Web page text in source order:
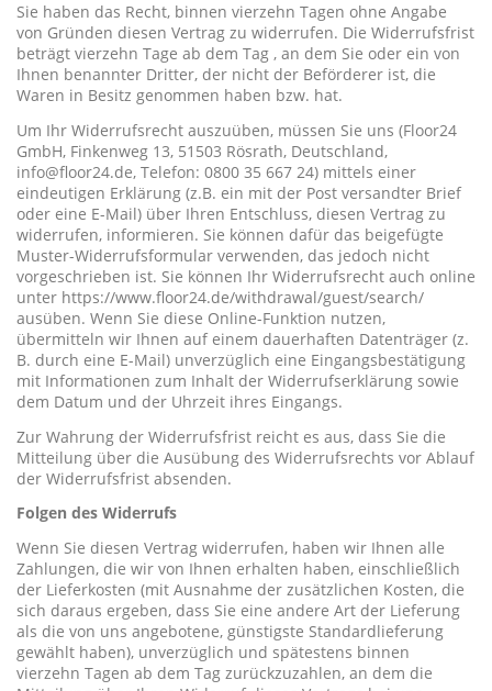
Sie haben das Recht, binnen vierzehn Tagen ohne Angabe
von Gründen diesen Vertrag zu widerrufen. Die Widerrufsfrist
beträgt vierzehn Tage ab dem Tag , an dem Sie oder ein von
Ihnen benannter Dritter, der nicht der Beförderer ist, die
Waren in Besitz genommen haben bzw. hat.
Um Ihr Widerrufsrecht auszuüben, müssen Sie uns (Floor24
GmbH, Finkenweg 13, 51503 Rösrath, Deutschland,
info@floor24.de, Telefon: 0800 35 667 24) mittels einer
eindeutigen Erklärung (z.B. ein mit der Post versandter Brief
oder eine E-Mail) über Ihren Entschluss, diesen Vertrag zu
widerrufen, informieren. Sie können dafür das beigefügte
Muster-Widerrufsformular verwenden, das jedoch nicht
vorgeschrieben ist. Sie können Ihr Widerrufsrecht auch online
unter https://www.floor24.de/withdrawal/guest/search/
ausüben. Wenn Sie diese Online-Funktion nutzen,
übermitteln wir Ihnen auf einem dauerhaften Datenträger (z.
B. durch eine E-Mail) unverzüglich eine Eingangsbestätigung
mit Informationen zum Inhalt der Widerrufserklärung sowie
dem Datum und der Uhrzeit ihres Eingangs.
Zur Wahrung der Widerrufsfrist reicht es aus, dass Sie die
Mitteilung über die Ausübung des Widerrufsrechts vor Ablauf
der Widerrufsfrist absenden.
Folgen des Widerrufs
Wenn Sie diesen Vertrag widerrufen, haben wir Ihnen alle
Zahlungen, die wir von Ihnen erhalten haben, einschließlich
der Lieferkosten (mit Ausnahme der zusätzlichen Kosten, die
sich daraus ergeben, dass Sie eine andere Art der Lieferung
als die von uns angebotene, günstigste Standardlieferung
gewählt haben), unverzüglich und spätestens binnen
vierzehn Tagen ab dem Tag zurückzuzahlen, an dem die